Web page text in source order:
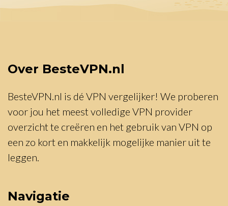
Over BesteVPN.nl
BesteVPN.nl is dé VPN vergelijker! We proberen
voor jou het meest volledige VPN provider
overzicht te creëren en het gebruik van VPN op
een zo kort en makkelijk mogelijke manier uit te
leggen.
Navigatie